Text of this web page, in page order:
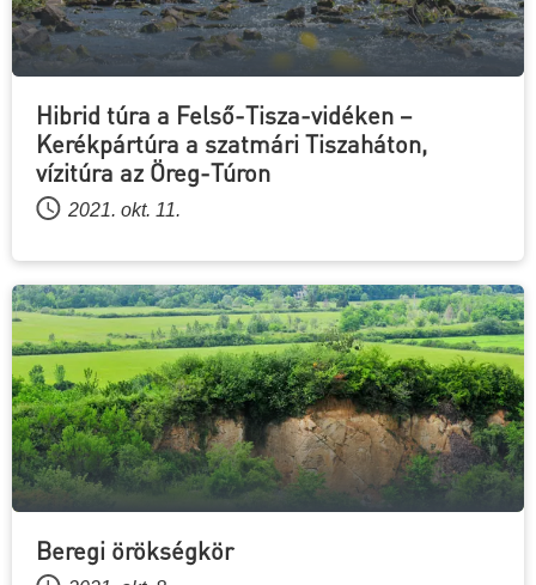
Hibrid túra a Felső-Tisza-vidéken –
Kerékpártúra a szatmári Tiszaháton,
vízitúra az Öreg-Túron
2021. okt. 11.
Beregi örökségkör